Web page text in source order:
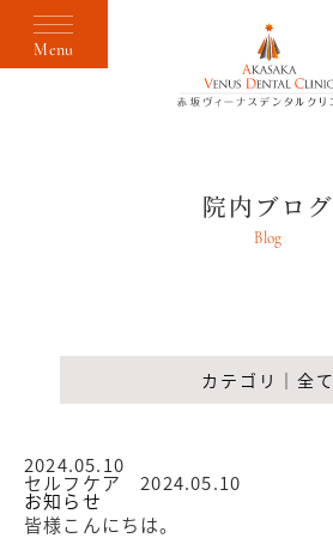
Menu
院内ブログ
Blog
カテゴリ｜全て
2024.05.10
セルフケア 2024.05.10
お知らせ
皆様こんにちは。